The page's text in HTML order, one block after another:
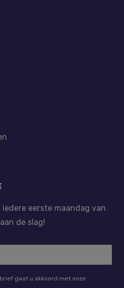
eerste maandag van
de slag!
gaat u akkoord met onze